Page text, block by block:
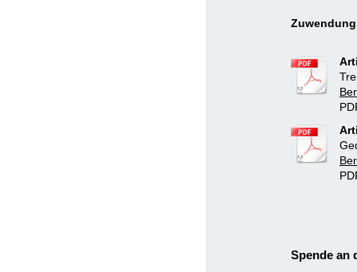
Spende an